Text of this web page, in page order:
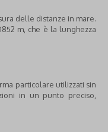
delle distanze in mare.
m, che è la lunghezza
particolare utilizzati sin
in un punto preciso,